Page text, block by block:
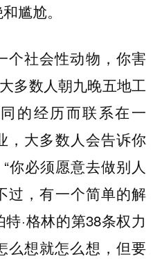
尴尬。
社会性动物，你害
多数人朝九晚五地工
的经历而联系在一
，大多数人会告诉你
你必须愿意去做别人
过，有一个简单的解
·格林的第38条权力
想就怎么想，但要